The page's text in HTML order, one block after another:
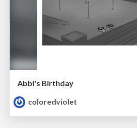
Abbi's Birthday
coloredviolet